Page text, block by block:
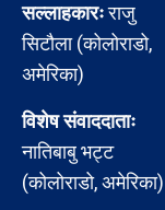
सल्लाहकारःराजु
सिटौला (कोलोराडो,
अमेरिका)
विशेष संवाददाताः
नातिबाबु भट्ट
(कोलोराडो, अमेरिका)